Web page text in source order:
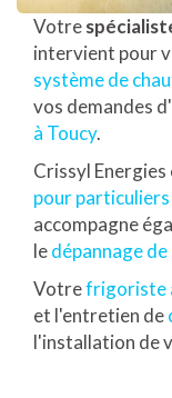
Votre
intervient pour
système de
vos demandes d'
à Toucy.
Crissyl Energies
pour
accompagne
ledépannage
Votrefrigoriste
et l'entretien de
l'installation de